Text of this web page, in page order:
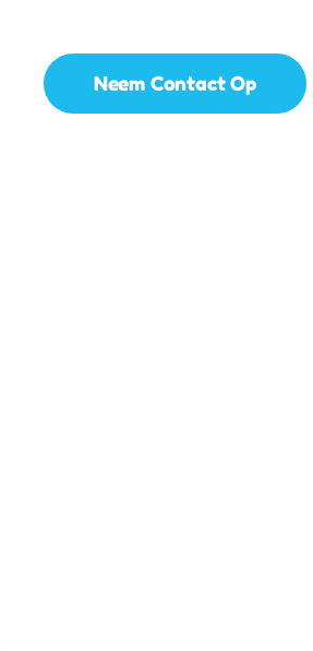
Neem Contact Op